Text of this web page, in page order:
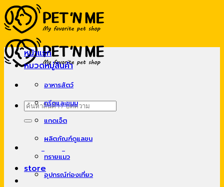
Skip
to
content
ค้นหา:
store
หน้าแรก
หมวดหมู่สินค้า
อาหารสัตว์
ทรีตและขนม
แกดเจ็ต
ผลิตภัณฑ์ดูแลขน
ทรายแมว
อุปกรณ์ท่องเที่ยว